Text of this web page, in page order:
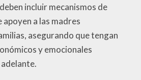
incluir mecanismos de
a las madres
asegurando que tengan
y emocionales